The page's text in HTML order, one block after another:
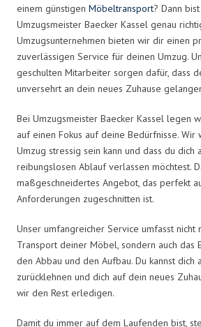
einem günstigen Möbeltransport? Dann
Umzugsmeister Baecker Kassel genau
Umzugsunternehmen bieten wir dir einen
zuverlässigen Service für deinen Umzug.
geschulten Mitarbeiter sorgen dafür, dass
unversehrt an dein neues Zuhause
Bei Umzugsmeister Baecker Kassel legen
auf einen Fokus auf deine Bedürfnisse. Wir
Umzug stressig sein kann und dass du dich
reibungslosen Ablauf verlassen möchtest.
maßgeschneidertes Angebot, das perfekt
Anforderungen zugeschnitten ist.
Unser umfangreicher Service umfasst nicht
Transport deiner Möbel, sondern auch das
den Abbau und den Aufbau. Du kannst dich
zurücklehnen und dich auf dein neues
wir den Rest erledigen.
Damit du immer auf dem Laufenden bist,